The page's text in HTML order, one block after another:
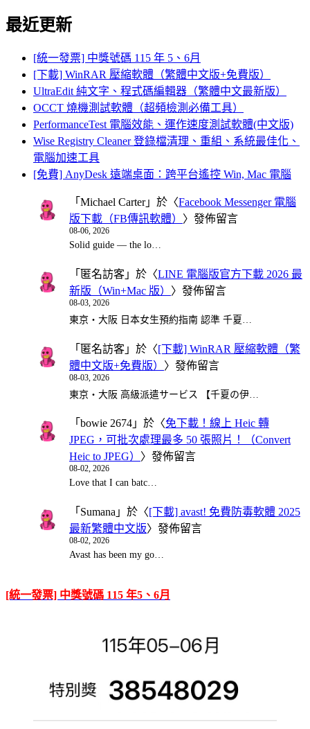
最近更新
[統一發票] 中獎號碼 115 年 5、6月
[下載] WinRAR 壓縮軟體（繁體中文版+免費版）
UltraEdit 純文字、程式碼編輯器（繁體中文最新版）
OCCT 燒機測試軟體（超頻檢測必備工具）
PerformanceTest 電腦效能、運作速度測試軟體(中文版)
Wise Registry Cleaner 登錄檔清理、重組、系統最佳化、
電腦加速工具
[免費] AnyDesk 遠端桌面：跨平台遙控 Win, Mac 電腦
「 Michael Carter」於〈Facebook Messenger 電腦
版下載（FB傳訊軟體） 〉發佈留言
08-06, 2026
Solid guide — the lo…
「 匿名訪客 」於〈LINE 電腦版官方下載 2026 最
新版（Win+Mac 版） 〉發佈留言
08-03, 2026
東京・大阪 日本女生預約指南 認準 千夏…
「 匿名訪客 」於〈[下載] WinRAR 壓縮軟體（繁
體中文版+免費版） 〉發佈留言
08-03, 2026
東京・大阪 高級派遣サービス 【千夏の伊…
「 bowie 2674 」於〈免下載！線上 Heic 轉
JPEG，可批次處理最多 50 張照片！（Convert
Heic to JPEG） 〉發佈留言
08-02, 2026
Love that I can batc…
「 Sumana 」於〈[下載] avast! 免費防毒軟體 2025
最新繁體中文版〉發佈留言
08-02, 2026
Avast has been my go…
[統一發票] 中獎號碼 115 年5、6月